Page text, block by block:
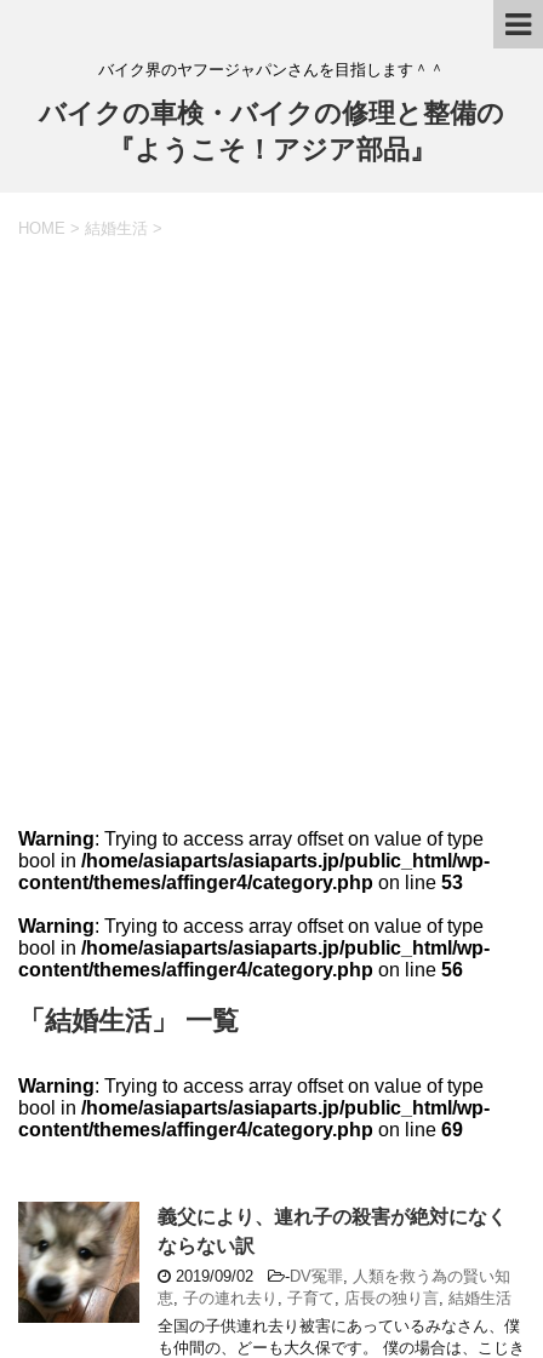
バイク界のヤフージャパンさんを目指します＾＾
バイクの車検・バイクの修理と整備の
『ようこそ！アジア部品』
HOME > 結婚生活 >
Warning: Trying to access array offset on value of type
bool in /home/asiaparts/asiaparts.jp/public_html/wp-
content/themes/affinger4/category.php on line 53
Warning: Trying to access array offset on value of type
bool in /home/asiaparts/asiaparts.jp/public_html/wp-
content/themes/affinger4/category.php on line 56
「結婚生活」 一覧
Warning: Trying to access array offset on value of type
bool in /home/asiaparts/asiaparts.jp/public_html/wp-
content/themes/affinger4/category.php on line 69
義父により、連れ子の殺害が絶対になく
ならない訳
2019/09/02 -DV冤罪
人類を救う為の賢い知
恵 子の連れ去り 子育て 店長の独り言 結婚生活
全国の子供連れ去り被害にあっているみなさん、僕
も仲間の、どーも大久保です。 僕の場合は、こじき